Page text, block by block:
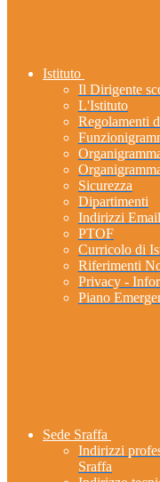
Istituto
Il Dirigente
L'Istituto
Regolamenti
Sicurezza
Dipartimenti
Indirizzi Email
PTOF
Curricolo di
Riferimenti
Privacy -
Piano
Sede Sraffa
Indirizzi
Sraffa